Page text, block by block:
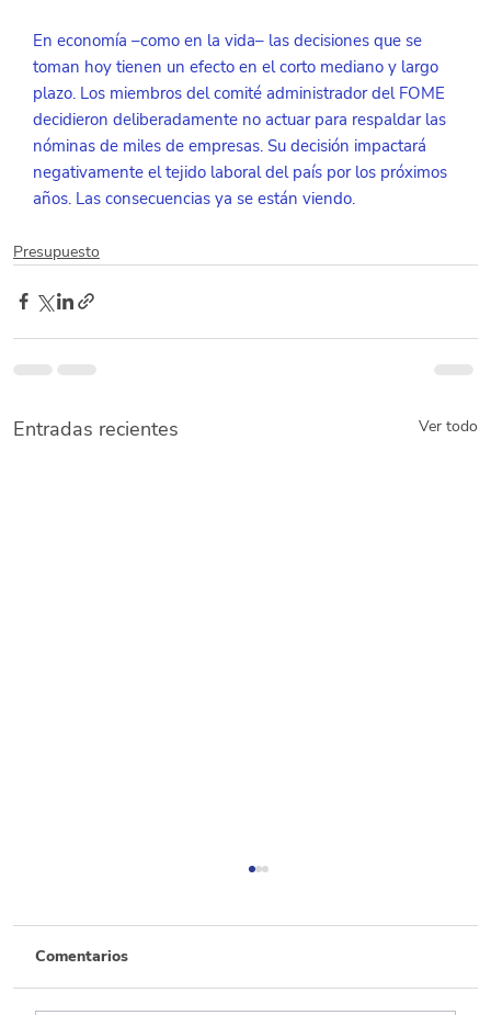
En economía –como en la vida– las decisiones que se
toman hoy tienen un efecto en el corto mediano y largo
plazo. Los miembros del comité administrador del FOME
decidieron deliberadamente no actuar para respaldar las
nóminas de miles de empresas. Su decisión impactará
negativamente el tejido laboral del país por los próximos
años. Las consecuencias ya se están viendo.
Presupuesto
Entradas recientes Ver todo
Comentarios